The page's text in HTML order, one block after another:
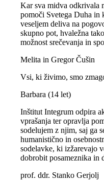
Kar sva midva odkrivala
pomoči Svetega Duha in
veseljem deliva na
skupno pot, hvaležna
možnost srečevanja in
Melita in Gregor Čušin
Vsi, ki živimo, smo
Barbara (14 let)
Inštitut Integrum odpira
vprašanja ter opravlja
sodelujem z njim, saj ga
humanistično in
sodelavke, ki izžarevajo
dobrobit posameznika in
prof. ddr. Stanko Gerjolj